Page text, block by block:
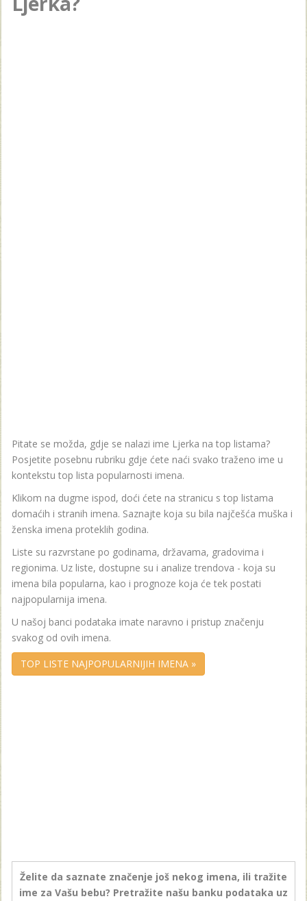
Pitate se možda, gdje se nalazi ime Ljerka na top listama?
Posjetite posebnu rubriku gdje ćete naći svako traženo ime u
kontekstu top lista popularnosti imena.
Klikom na dugme ispod, doći ćete na stranicu s top listama
domaćih i stranih imena. Saznajte koja su bila najčešća muška i
ženska imena proteklih godina.
Liste su razvrstane po godinama, državama, gradovima i
regionima. Uz liste, dostupne su i analize trendova - koja su
imena bila popularna, kao i prognoze koja će tek postati
najpopularnija imena.
U našoj banci podataka imate naravno i pristup značenju
svakog od ovih imena.
TOP LISTE NAJPOPULARNIJIH IMENA »
Želite da saznate značenje još nekog imena, ili tražite
ime za Vašu bebu? Pretražite našu banku podataka uz